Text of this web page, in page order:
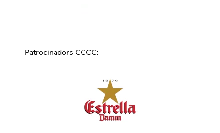
Patrocinadors CCCC: